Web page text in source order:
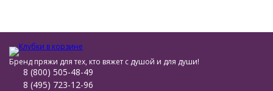
Бренд пряжи для тех, кто вяжет с душой и для души!
8 (800) 505-48-49
8 (495) 723-12-96